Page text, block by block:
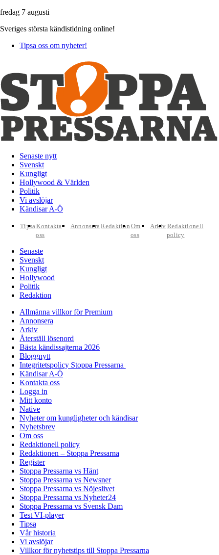
fredag 7 augusti
Sveriges största kändistidning online!
Tipsa oss om nyheter!
Senaste nytt
Svenskt
Kungligt
Hollywood & Världen
Politik
Vi avslöjar
Kändisar A-Ö
TipsaKontakta
oss
AnnonseraRedaktion Om
oss
Arkiv Redaktionell
policy
Senaste
Svenskt
Kungligt
Hollywood
Politik
Redaktion
Allmänna villkor för Premium
Annonsera
Arkiv
Återställ lösenord
Bästa kändissajterna 2026
Bloggnytt
Integritetspolicy Stoppa Pressarna
Kändisar A-Ö
Kontakta oss
Logga in
Mitt konto
Native
Nyheter om kungligheter och kändisar
Nyhetsbrev
Om oss
Redaktionell policy
Redaktionen – Stoppa Pressarna
Register
Stoppa Pressarna vs Hänt
Stoppa Pressarna vs Newsner
Stoppa Pressarna vs Nöjeslivet
Stoppa Pressarna vs Nyheter24
Stoppa Pressarna vs Svensk Dam
Test VI-player
Tipsa
Vår historia
Vi avslöjar
Villkor för nyhetstips till Stoppa Pressarna